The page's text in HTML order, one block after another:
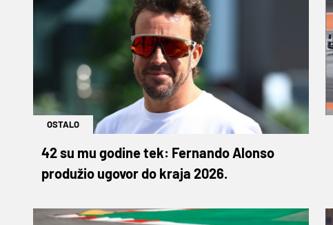
OSTALO
42 su mu godine tek: Fernando Alonso
produžio ugovor do kraja 2026.